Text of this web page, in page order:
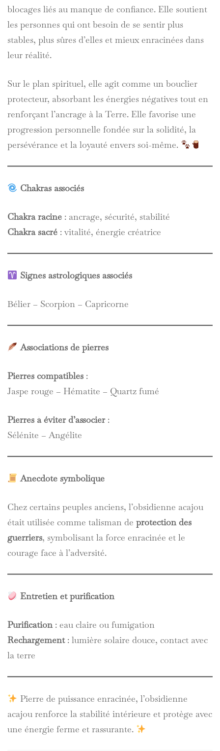
blocages liés au manque de confiance. Elle soutient
les personnes qui ont besoin de se sentir plus
stables, plus sûres d’elles et mieux enracinées dans
leur réalité.
Sur le plan spirituel, elle agit comme un bouclier
protecteur, absorbant les énergies négatives tout en
renforçant l’ancrage à la Terre. Elle favorise une
progression personnelle fondée sur la solidité, la
persévérance et la loyauté envers soi-même.
Chakras associés
Chakra racine : ancrage, sécurité, stabilité
Chakra sacré : vitalité, énergie créatrice
Signes astrologiques associés
Bélier – Scorpion – Capricorne
Associations de pierres
Pierres compatibles :
Jaspe rouge – Hématite – Quartz fumé
Pierres à éviter d’associer:
Sélénite – Angélite
Anecdote symbolique
Chez certains peuples anciens, l’obsidienne acajou
était utilisée comme talisman de protection des
guerriers, symbolisant la force enracinée et le
courage face à l’adversité.
Entretien et purification
Purification: eau claire ou fumigation
Rechargement: lumière solaire douce, contact avec
la terre
Pierre de puissance enracinée, l’obsidienne
acajou renforce la stabilité intérieure et protège avec
une énergie ferme et rassurante.